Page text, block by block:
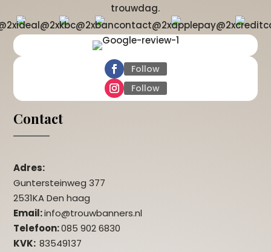
trouwdag.
Follow
Follow
Contact
Adres:
Guntersteinweg 377
2531KA Den haag
Email:info@trouwbanners.nl
Telefoon:085 902 6830
KVK:83549137